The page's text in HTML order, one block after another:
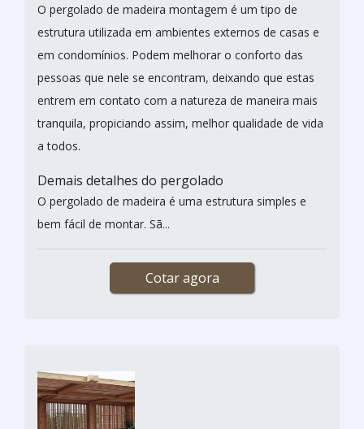
O pergolado de madeira montagem é um tipo de
estrutura utilizada em ambientes externos de casas e
em condomínios. Podem melhorar o conforto das
pessoas que nele se encontram, deixando que estas
entrem em contato com a natureza de maneira mais
tranquila, propiciando assim, melhor qualidade de vida
a todos.
Demais detalhes do pergolado
O pergolado de madeira é uma estrutura simples e
bem fácil de montar. Sã...
Cotar agora